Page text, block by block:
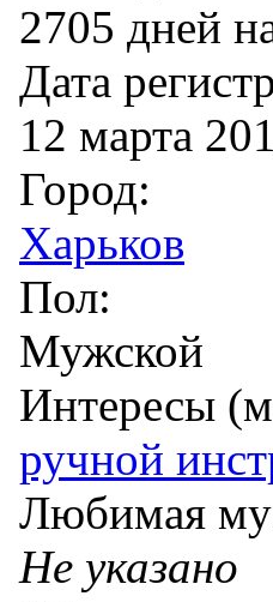
2705 дней
Дата
12 марта
Город:
Харьков
Пол:
Мужской
Интересы
ручной
Любимая
Не указано